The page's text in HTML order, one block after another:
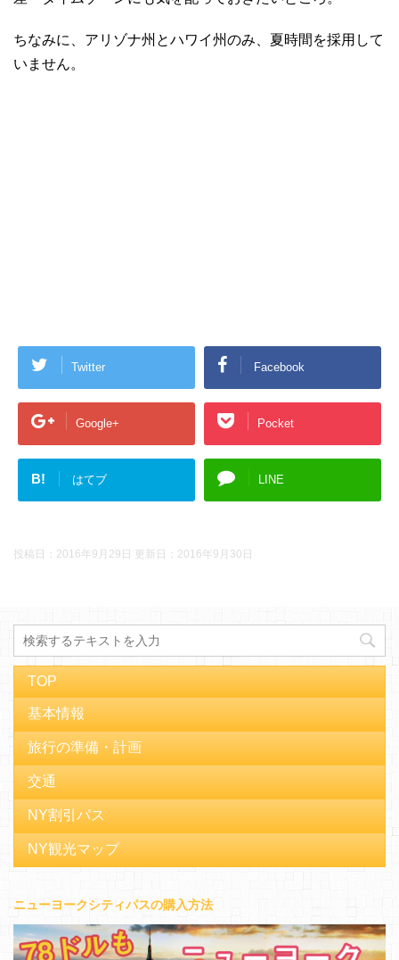
ちなみに、アリゾナ州とハワイ州のみ、夏時間を採用して
いません。
Twitter Facebook
Google+ Pocket
B! はてブ LINE
投稿日：2016年9月29日 更新日： 2016年9月30日
TOP
基本情報
旅行の準備・計画
交通
NY割引パス
NY観光マップ
ニューヨークシティパスの購入方法